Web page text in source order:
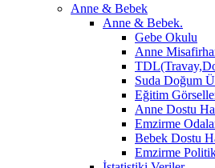
Anne & Bebek
Anne & Bebek.
Gebe Okulu
Anne
Suda Doğum
Eğitim
Anne Dostu
Emzirme
Bebek Dostu
Emzirme